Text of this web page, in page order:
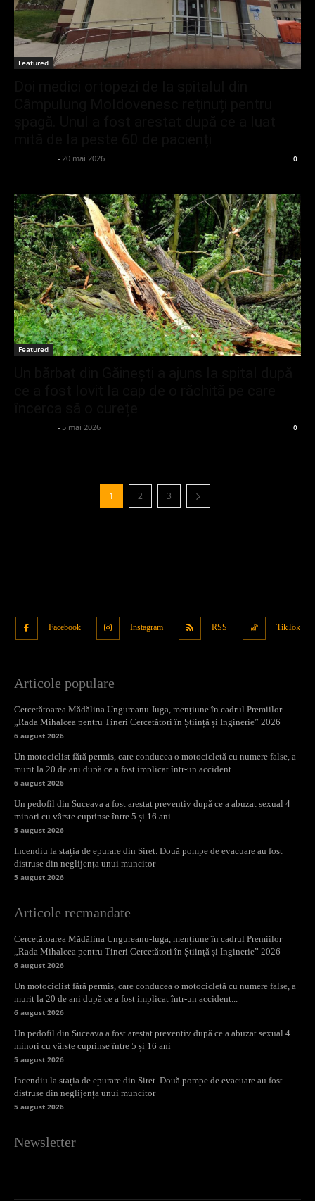
Featured
- 20 mai 2026 0
Featured
- 5 mai 2026 0
1 2 3
Facebook Instagram RSS TikTok
Articole populare
Cercetătoarea Mădălina Ungureanu-Iuga, mențiune în cadrul Premiilor
„Rada Mihalcea pentru Tineri Cercetători în Știință și Inginerie” 2026
6 august 2026
Un motociclist fără permis, care conducea o motocicletă cu numere false, a
murit la 20 de ani după ce a fost implicat într-un accident...
6 august 2026
Un pedofil din Suceava a fost arestat preventiv după ce a abuzat sexual 4
minori cu vârste cuprinse între 5 și 16 ani
5 august 2026
Incendiu la stația de epurare din Siret. Două pompe de evacuare au fost
distruse din neglijența unui muncitor
5 august 2026
Articole recmandate
Cercetătoarea Mădălina Ungureanu-Iuga, mențiune în cadrul Premiilor
„Rada Mihalcea pentru Tineri Cercetători în Știință și Inginerie” 2026
6 august 2026
Un motociclist fără permis, care conducea o motocicletă cu numere false, a
murit la 20 de ani după ce a fost implicat într-un accident...
6 august 2026
Un pedofil din Suceava a fost arestat preventiv după ce a abuzat sexual 4
minori cu vârste cuprinse între 5 și 16 ani
5 august 2026
Incendiu la stația de epurare din Siret. Două pompe de evacuare au fost
distruse din neglijența unui muncitor
5 august 2026
Newsletter